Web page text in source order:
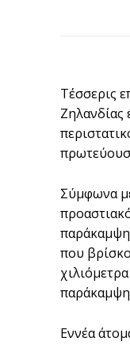
Τέσσερις
Ζηλανδίας
Σύμφωνα
παράκαμψη
που
Εννέα